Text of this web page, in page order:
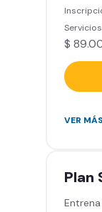
$
de
VER MÁS
Plan